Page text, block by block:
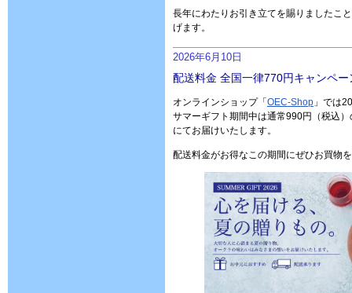
長年にわたりお引き立てを賜りましたこ
げます。
2026年6月10日
配送料金 全国一律770円キャンペー
オンラインショップ「 OEC-Shop 」では
サマーギフト期間中は通常990円（税込
にてお届けいたします。
配送料金がお得なこの期間にぜひお買物